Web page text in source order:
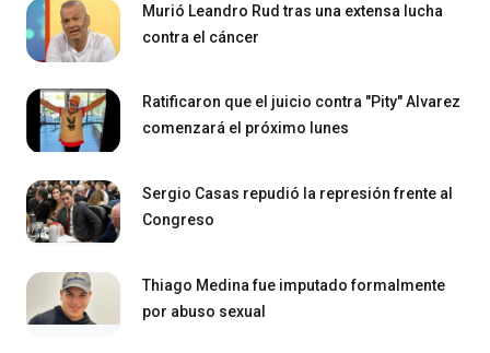
Murió Leandro Rud tras una extensa lucha
contra el cáncer
Ratificaron que el juicio contra "Pity" Alvarez
comenzará el próximo lunes
Sergio Casas repudió la represión frente al
Congreso
Thiago Medina fue imputado formalmente
por abuso sexual